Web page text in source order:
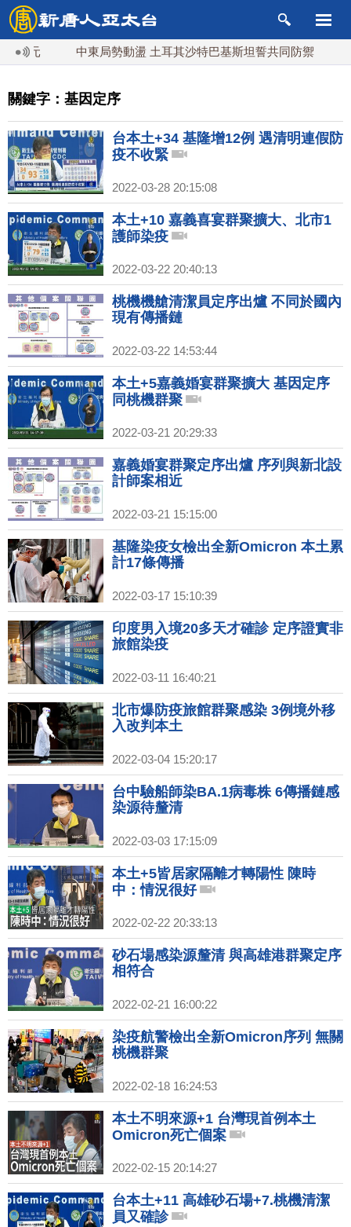
中東局勢動盪 土耳其沙特巴基斯坦誓共同防禦
關鍵字：基因定序
台本土+34 基隆增12例 遇清明連假防
疫不收緊
2022-03-28 20:15:08
本土+10 嘉義喜宴群聚擴大、北市1
護師染疫
2022-03-22 20:40:13
桃機機艙清潔員定序出爐 不同於國內
現有傳播鏈
2022-03-22 14:53:44
本土+5嘉義婚宴群聚擴大 基因定序
同桃機群聚
2022-03-21 20:29:33
嘉義婚宴群聚定序出爐 序列與新北設
計師案相近
2022-03-21 15:15:00
基隆染疫女檢出全新Omicron 本土累
計17條傳播
2022-03-17 15:10:39
印度男入境20多天才確診 定序證實非
旅館染疫
2022-03-11 16:40:21
北市爆防疫旅館群聚感染 3例境外移
入改判本土
2022-03-04 15:20:17
台中驗船師染BA.1病毒株 6傳播鏈感
染源待釐清
2022-03-03 17:15:09
本土+5皆居家隔離才轉陽性 陳時
中：情況很好
2022-02-22 20:33:13
砂石場感染源釐清 與高雄港群聚定序
相符合
2022-02-21 16:00:22
染疫航警檢出全新Omicron序列 無關
桃機群聚
2022-02-18 16:24:53
本土不明來源+1 台灣現首例本土
Omicron死亡個案
2022-02-15 20:14:27
台本土+11 高雄砂石場+7.桃機清潔
員又確診